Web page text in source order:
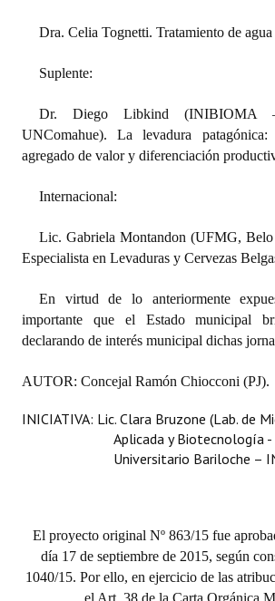
Dra. Celia Tognetti. Tratamiento de agua
Suplente:
Dr. Diego Libkind (INIBIOMA
UNComahue). La levadura patagónica:
agregado de valor y diferenciación
Internacional:
Lic. Gabriela Montandon (UFMG,
Especialista en Levaduras y Cervezas
En virtud de lo anteriormente
importante que el Estado municipal
declarando de interés municipal dichas
AUTOR: Concejal Ramón Chiocconi (PJ).
INICIATIVA: Lic. Clara Bruzone (Lab. de
Aplicada y Biotecnología
Universitario Bariloche –
El proyecto original Nº 863/15 fue
día 17 de septiembre de 2015, según
1040/15. Por ello, en ejercicio de las
el Art. 38 de la Carta Orgánica